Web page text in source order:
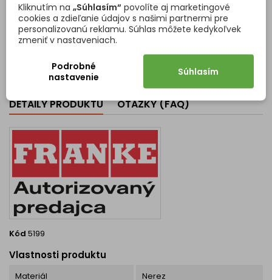
ktorý kombinuje funkčnosť a
estetiku. Jeho elegantné
čierne prevedenie prinesie
štýl do každej kuchyne. Tento
navrhnutý pre spodnú skrinku
s minimálnou šírkou 600 mm.
montážny priestor 564 × 378 ×
Cena
67,00 €
DETAILY PRODUKTU OTÁZKY (FAQ)
Kód 5199
Vlastnosti produktu
Materiál Nerez
Kliknutím na „Súhlasím“ povolíte aj marketingové
cookies a zdieľanie údajov s našimi partnermi pre
personalizovanú reklamu. Súhlas môžete kedykoľvek
zmeniť v nastaveniach.
Podrobné
nastavenie
Súhlasím